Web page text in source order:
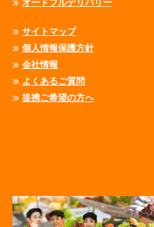
オードブルデリバリー
サイトマップ
個人情報保護方針
会社情報
よくあるご質問
提携ご希望の方へ